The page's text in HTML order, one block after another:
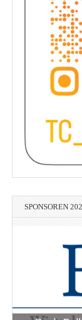
SPONSOREN